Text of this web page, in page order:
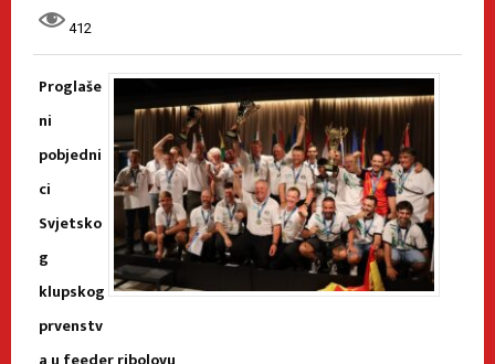
412
Proglaše
ni
pobjedni
ci
Svjetsko
g
klupskog
prvenstv